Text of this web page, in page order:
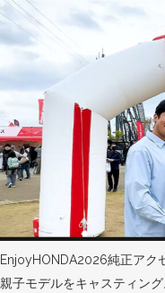
EnjoyHONDA2026純正アク
親子モデルをキャスティング